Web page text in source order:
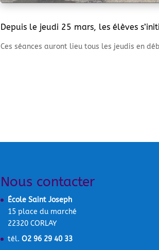
Depuis le jeudi 25 mars, les élèves
Ces séances auront lieu tous les jeudis en
Nous contacter
École Saint Joseph
15 place du marché
22320 CORLAY
tél.O2 96 29 40 33